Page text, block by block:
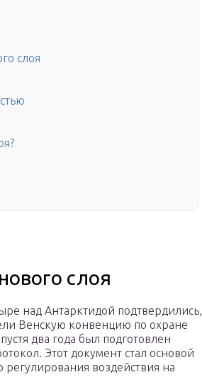
слоя
слоя
над Антарктидой подтвердились,
Венскую конвенцию по охране
два года был подготовлен
Этот документ стал основой
регулирования воздействия на